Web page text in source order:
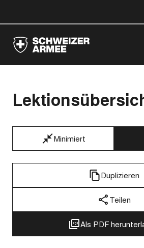
Minimiert
Duplizieren
Teilen
Als PDF